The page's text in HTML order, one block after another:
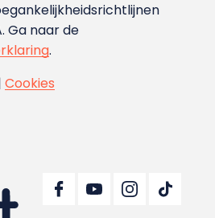
Ga naar de
.
Cookies